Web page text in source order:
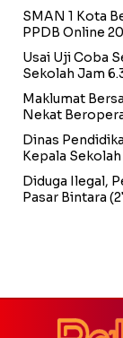
SMAN 1 Kota
PPDB Online
Usai Uji Coba
Sekolah Jam
Maklumat
Nekat
Dinas
Kepala
Diduga Ilegal,
Pasar Bintara